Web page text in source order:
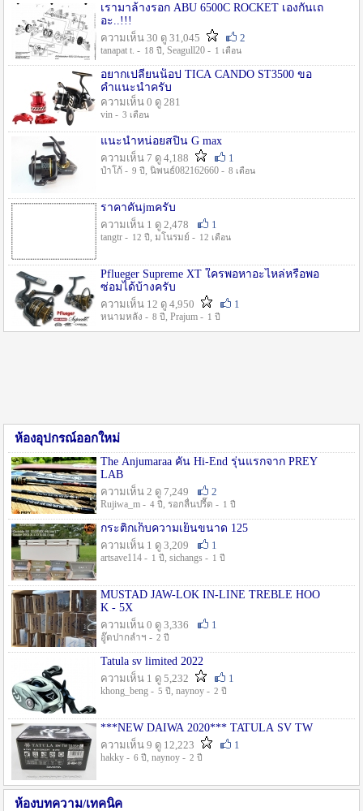
เรามาล้างรอก ABU 6500C ROCKET เองกันเถ
อะ..!!!
ความเห็น 30 ดู 31,045
2
tanapat t. - 18 ปี , Seagull20 - 1 เดือน
อยากเปลี่ยนน็อป TICA CANDO ST3500 ขอ
คำแนะนำครับ
ความเห็น 0 ดู 281
vin - 3 เดือน
แนะนำหน่อยสปิน G max
ความเห็น 7 ดู 4,188
1
ป๋าโก้ - 9 ปี , นิพนธ์082162660 - 8 เดือน
ราคาคันjmครับ
ความเห็น 1 ดู 2,478
1
tangtr - 12 ปี , มโนรมย์ - 12 เดือน
Pflueger Supreme XT ใครพอหาอะไหล่หรือพอ
ซ่อมได้บ้างครับ
ความเห็น 12 ดู 4,950
1
หนามหลัง - 8 ปี , Prajum - 1 ปี
ห้องอุปกรณ์ออกใหม่
The Anjumaraa คัน Hi-End รุ่นแรกจาก PREY
LAB
ความเห็น 2 ดู 7,249
2
Rujiwa_m - 4 ปี , รอกลื่นปรื๊ด - 1 ปี
กระติกเก็บความเย็นขนาด 125
ความเห็น 1 ดู 3,209
1
artsave114 - 1 ปี , sichangs - 1 ปี
MUSTAD JAW-LOK IN-LINE TREBLE HOO
K - 5X
ความเห็น 0 ดู 3,336
1
อู๊ดปากลำฯ - 2 ปี
Tatula sv limited 2022
ความเห็น 1 ดู 5,232
1
khong_beng - 5 ปี , naynoy - 2 ปี
***NEW DAIWA 2020*** TATULA SV TW
ความเห็น 9 ดู 12,223
1
hakky - 6 ปี , naynoy - 2 ปี
ห้องบทความ/เทคนิค